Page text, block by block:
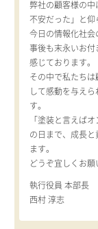
弊社の顧客様の
不安だった」と仰
今日の情報化社
事後も末永いお
感じております。
その中で私たち
して感動を与え
す。
「塗装と言えば
の日まで、成長
ます。
どうぞ宜しくお願
執行役員 本部長
西村 淳志